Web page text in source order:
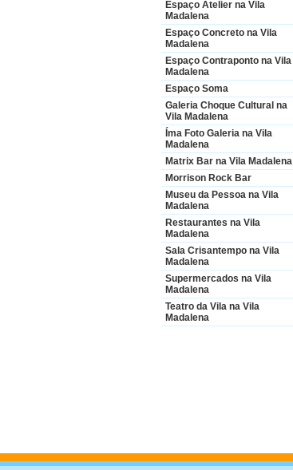
Espaço Atelier na Vila
Madalena
Espaço Concreto na Vila
Madalena
Espaço Contraponto na Vila
Madalena
Espaço Soma
Galeria Choque Cultural na
Vila Madalena
Íma Foto Galeria na Vila
Madalena
Matrix Bar na Vila Madalena
Morrison Rock Bar
Museu da Pessoa na Vila
Madalena
Restaurantes na Vila
Madalena
Sala Crisantempo na Vila
Madalena
Supermercados na Vila
Madalena
Teatro da Vila na Vila
Madalena